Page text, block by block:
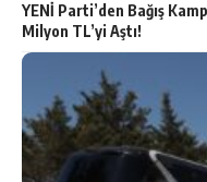
YENİ Parti’den Bağış
Milyon TL’yi Aştı!